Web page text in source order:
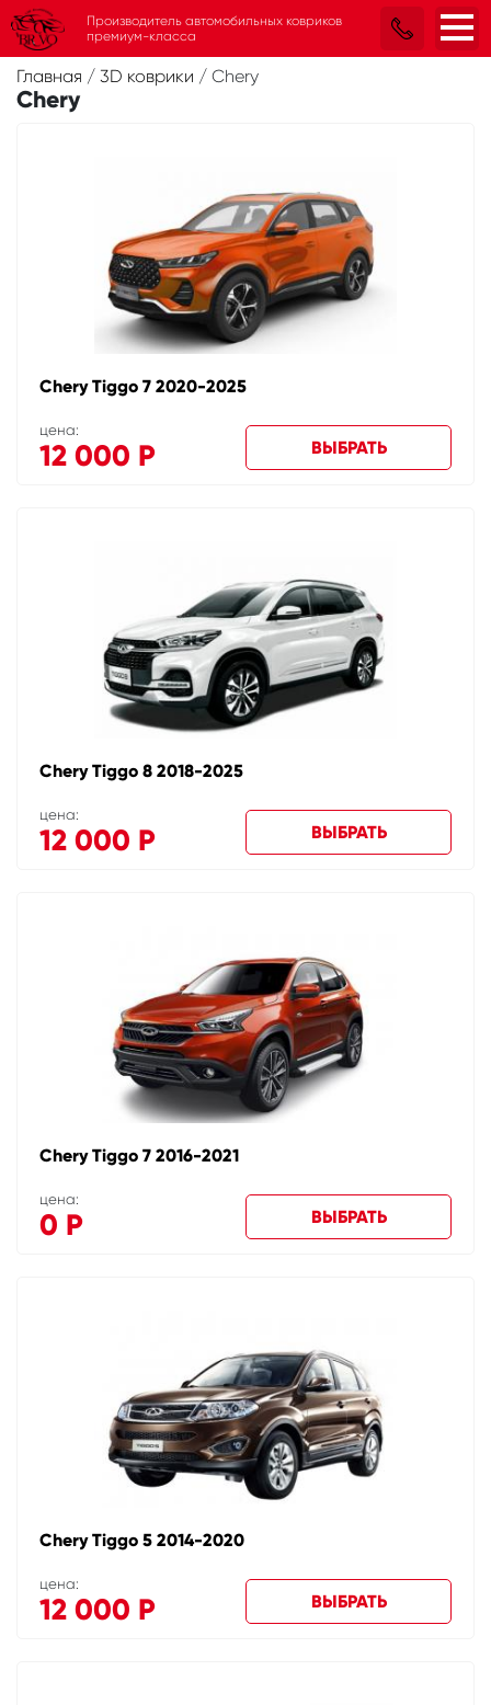
Главная / 3D коврики / Chery
Chery
Chery Tiggo 7 2020-2025
цена:
12 000 Р ВЫБРАТЬ
Chery Tiggo 8 2018-2025
цена:
12 000 Р ВЫБРАТЬ
Chery Tiggo 7 2016-2021
цена:
0 Р ВЫБРАТЬ
Chery Tiggo 5 2014-2020
цена:
12 000 Р ВЫБРАТЬ
Производитель автомобильных ковриков
премиум-класса